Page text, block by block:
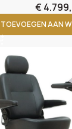
€
TOEVOEGEN AAN